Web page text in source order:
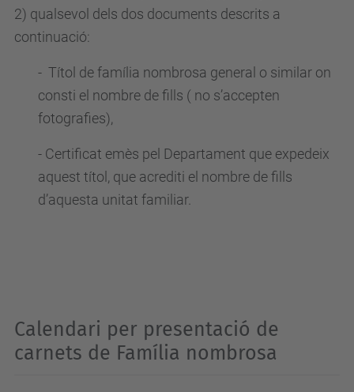
2) qualsevol dels dos documents descrits a
continuació:
- Títol de família nombrosa general o similar on
consti el nombre de fills ( no s’accepten
fotografies),
- Certificat emès pel Departament que expedeix
aquest títol, que acrediti el nombre de fills
d’aquesta unitat familiar.
Calendari per presentació de
carnets de Família nombrosa